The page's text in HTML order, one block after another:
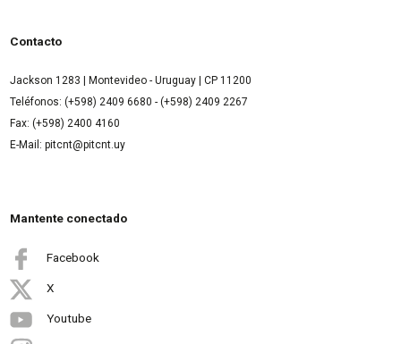
Contacto
Jackson 1283 | Montevideo - Uruguay | CP 11200
Teléfonos: (+598) 2409 6680 - (+598) 2409 2267
Fax: (+598) 2400 4160
E-Mail: pitcnt@pitcnt.uy
Mantente conectado
Facebook
X
Youtube